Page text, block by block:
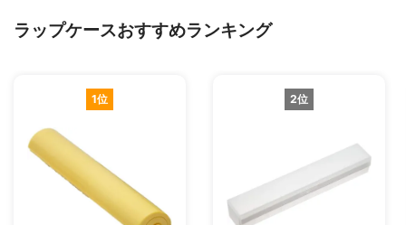
ラップケースおすすめランキング
1位 2位